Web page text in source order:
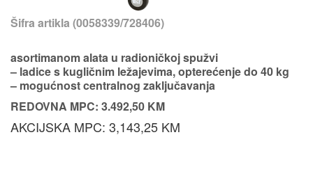
Šifra artikla (0058339/728406)
asortimanom alata u radioničkoj spužvi
– ladice s kugličnim ležajevima,opterećenje do 40 kg
– mogućnost centralnog zaključavanja
REDOVNA MPC: 3.492,50 KM
AKCIJSKA MPC: 3,143,25 KM